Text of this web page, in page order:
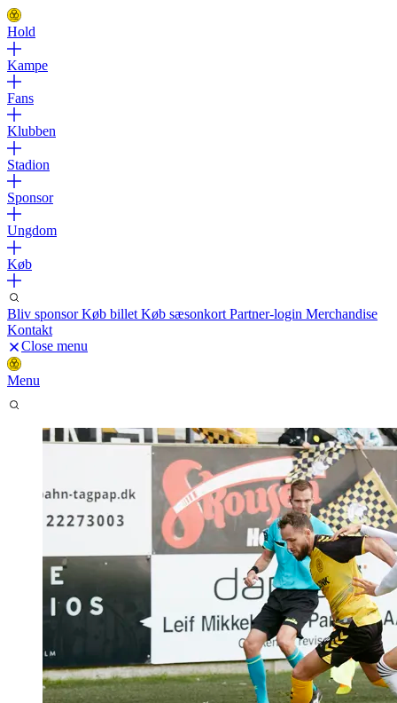
Hold
Kampe
Fans
Klubben
Stadion
Sponsor
Ungdom
Køb
Bliv sponsorKøb billet Køb sæsonkort Partner-login Merchandise
Kontakt
Close menu
Menu